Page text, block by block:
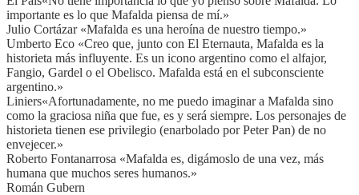
importante es lo que Mafalda piensa de mí.»
Julio Cortázar «Mafalda es una heroína de nuestro tiempo.»
Umberto Eco «Creo que, junto con El Eternauta, Mafalda es la
historieta más influyente. Es un icono argentino como el alfajor,
Fangio, Gardel o el Obelisco. Mafalda está en el subconsciente
argentino.»
Liniers«Afortunadamente, no me puedo imaginar a Mafalda sino
como la graciosa niña que fue, es y será siempre. Los personajes de
historieta tienen ese privilegio (enarbolado por Peter Pan) de no
envejecer.»
Roberto Fontanarrosa «Mafalda es, digámoslo de una vez, más
humana que muchos seres humanos.»
Román Gubern